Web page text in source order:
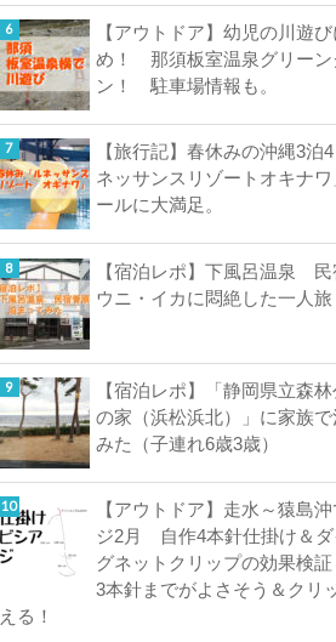
【アウトドア】幼児の川遊
め！ 那須板室温泉グリーン
ン！ 駐車場情報も。
【旅行記】春休みの沖縄3泊
ネッサンスリゾートオキナ
ールに大満足。
【宿泊レポ】下風呂温泉
ウニ・イカに悶絶した一人旅
【宿泊レポ】「静岡県立森
の家（浜松浜北）」に家族で
みた（子連れ6歳3歳）
【アウトドア】走水～猿島
ジ2月 自作4本針仕掛け＆ダ
グネットクリップの効果検
3本針までがよさそう＆クリ
える！